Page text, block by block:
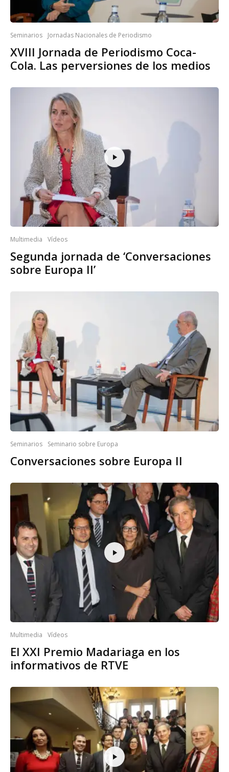
Seminarios Jornadas Nacionales de Periodismo
XVIII Jornada de Periodismo Coca-
Cola. Las perversiones de los medios
Multimedia Vídeos
Segunda jornada de ‘Conversaciones
sobre Europa II’
Seminarios Seminario sobre Europa
Conversaciones sobre Europa II
Multimedia Vídeos
El XXI Premio Madariaga en los
informativos de RTVE